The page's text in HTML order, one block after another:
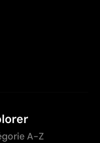
A-Z